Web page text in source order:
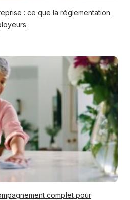
: ce que la réglementation
complet pour